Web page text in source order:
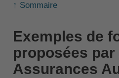
↑ Sommaire
Exemples de
proposées par
Assurances